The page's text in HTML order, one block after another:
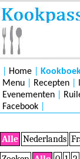
Home
Menu
Recepten
Evenementen
Facebook
Alle Nederlands